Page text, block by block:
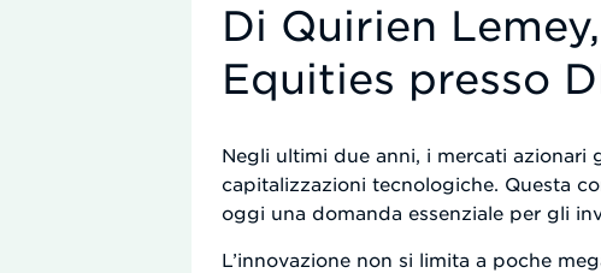
Di Quirien
Equities presso
Negli ultimi due anni, i mercati
capitalizzazioni tecnologiche. Questa
oggi una domanda essenziale per gli
L’innovazione non si limita a poche